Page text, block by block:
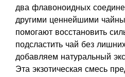
два флавоноидных
другими ценнейшими
помогают восстановить
подсластить чай без
добавляем натуральный
Эта экзотическая смесь